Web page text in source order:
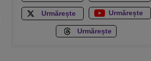
Urmărește Urmărește
Urmărește